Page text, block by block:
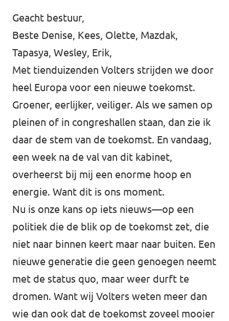
Werken bij Volt
Contact
Sprekersaanvraag
Volt There - Buitenlandstichting Volt
Charge - Wetenschappelijk Platform Volt
Geacht bestuur,
Beste Denise, Kees, Olette, Mazdak,
Tapasya, Wesley, Erik,
Met tienduizenden Volters strijden we door
heel Europa voor een nieuwe toekomst.
Groener, eerlijker, veiliger. Als we samen op
pleinen of in congreshallen staan, dan zie ik
daar de stem van de toekomst. En vandaag,
een week na de val van dit kabinet,
overheerst bij mij een enorme hoop en
energie. Want dit is ons moment.
Nu is onze kans op iets nieuws—op een
politiek die de blik op de toekomst zet, die
niet naar binnen keert maar naar buiten. Een
nieuwe generatie die geen genoegen neemt
met de status quo, maar weer durft te
dromen. Want wij Volters weten meer dan
wie dan ook dat de toekomst zoveel mooier